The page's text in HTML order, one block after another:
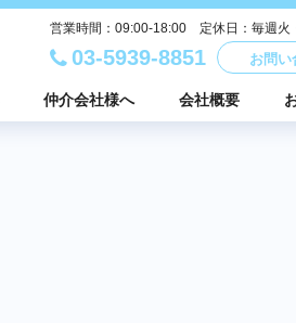
営業時間：09:00-18:00 定休日：毎週火
03-5939-8851 お問い
仲介会社様へ 会社概要